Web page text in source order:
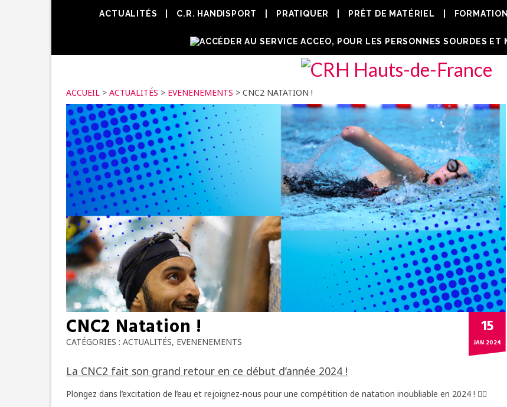
ACTUALITÉS C.R. HANDISPORT PRATIQUER PRÊT DE MATÉRIEL FORMATION
ACCUEIL > ACTUALITÉS > EVENENEMENTS > CNC2 NATATION !
15
JAN 2024
CNC2 Natation !
CATÉGORIES : ACTUALITÉS, EVENENEMENTS
La CNC2 fait son grand retour en ce début d’année 2024 !
Plongez dans l’excitation de l’eau et rejoignez-nous pour une compétition de natation inoubliable en 2024 ! 🏊‍♂️